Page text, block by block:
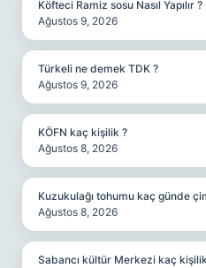
Köfteci Ramiz sosu Nasıl Yapılır ?
Ağustos 9, 2026
Türkeli ne demek TDK ?
Ağustos 9, 2026
KÖFN kaç kişilik ?
Ağustos 8, 2026
Kuzukulağı tohumu kaç günde
Ağustos 8, 2026
Sabancı kültür Merkezi kaç